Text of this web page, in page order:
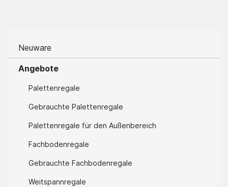
Neuware
Angebote
Palettenregale
Gebrauchte Palettenregale
Palettenregale für den Außenbereich
Fachbodenregale
Gebrauchte Fachbodenregale
Weitspannregale